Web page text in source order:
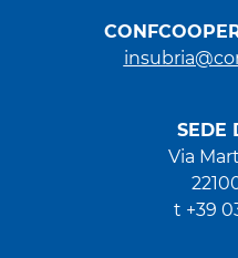
SEDE
Via
t +39